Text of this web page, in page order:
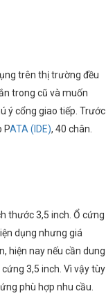
trên thị trường đều
trong cũ và muốn
ý cổng giao tiếp. Trước
PATA (IDE), 40 chân.
thước 3,5 inch. Ổ cứng
dụng nhưng giá
hiện nay nếu cần dung
3,5 inch. Vì vậy tùy
phù hợp nhu cầu.